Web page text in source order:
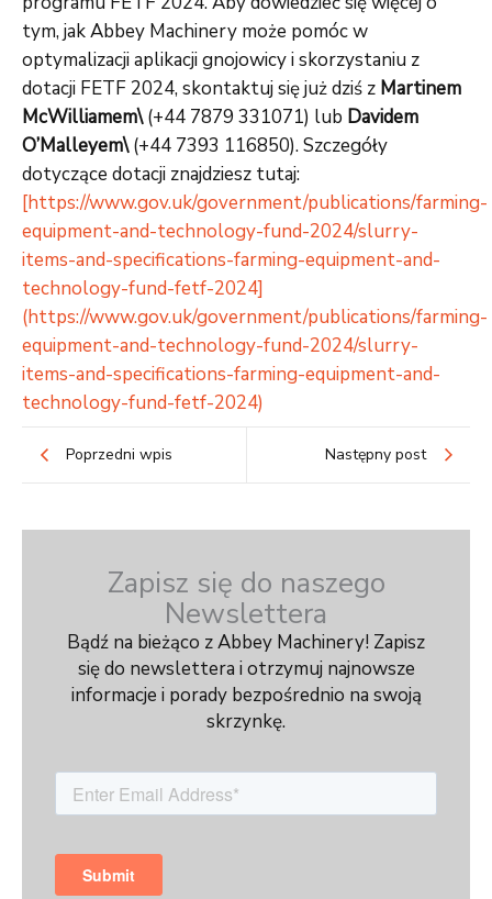
tym, jak Abbey Machinery może pomóc w
optymalizacji aplikacji gnojowicy i skorzystaniu z
dotacji FETF 2024, skontaktuj się już dziś z Martinem
McWilliamem\(+44 7879 331071) lub Davidem
O’Malleyem\(+44 7393 116850). Szczegóły
dotyczące dotacji znajdziesz tutaj:
[https://www.gov.uk/government/publications/farming-
equipment-and-technology-fund-2024/slurry-
items-and-specifications-farming-equipment-and-
technology-fund-fetf-2024]
(https://www.gov.uk/government/publications/farming-
equipment-and-technology-fund-2024/slurry-
items-and-specifications-farming-equipment-and-
technology-fund-fetf-2024)
Poprzedni wpis Następny post
Zapisz się do naszego
Newslettera
Bądź na bieżąco z Abbey Machinery! Zapisz
się do newslettera i otrzymuj najnowsze
informacje i porady bezpośrednio na swoją
skrzynkę.